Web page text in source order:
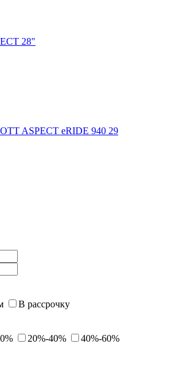
28"
ASPECT eRIDE 940 29
В рассрочку
20%-40%
40%-60%